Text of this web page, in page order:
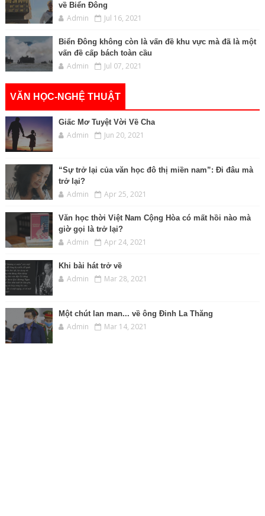
về Biển Đông
Admin Jul 16, 2021
Biển Đông không còn là vấn đề khu vực mà đã là một
vấn đề cấp bách toàn cầu
Admin Jul 07, 2021
VĂN HỌC-NGHỆ THUẬT
Giấc Mơ Tuyệt Vời Về Cha
Admin Jun 20, 2021
“Sự trở lại của văn học đô thị miền nam”: Đi đâu mà
trở lại?
Admin Apr 25, 2021
Văn học thời Việt Nam Cộng Hòa có mất hồi nào mà
giờ gọi là trở lại?
Admin Apr 24, 2021
Khi bài hát trở về
Admin Mar 28, 2021
Một chút lan man... về ông Đinh La Thăng
Admin Mar 14, 2021